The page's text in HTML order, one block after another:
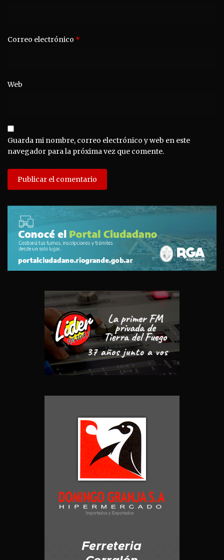
Correo electrónico *
Web
Guarda mi nombre, correo electrónico y web en este
navegador para la próxima vez que comente.